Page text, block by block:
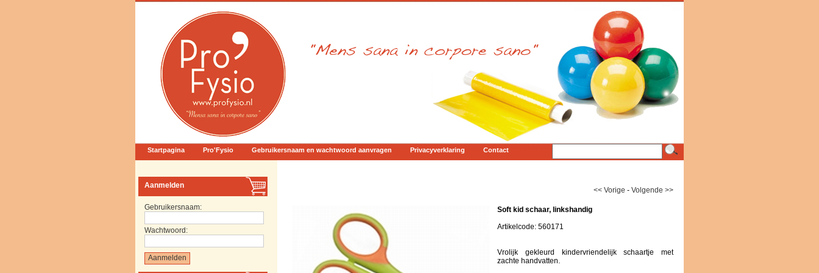
Startpagina Pro'Fysio Gebruikersnaam en wachtwoord aanvragen Privacyverklaring Contact
Aanmelden
Gebruikersnaam:
Wachtwoord:
<< Vorige - Volgende >>
Soft kid schaar, linkshandig
Artikelcode: 560171
Vrolijk gekleurd kindervriendelijk schaartje met
zachte handvatten.